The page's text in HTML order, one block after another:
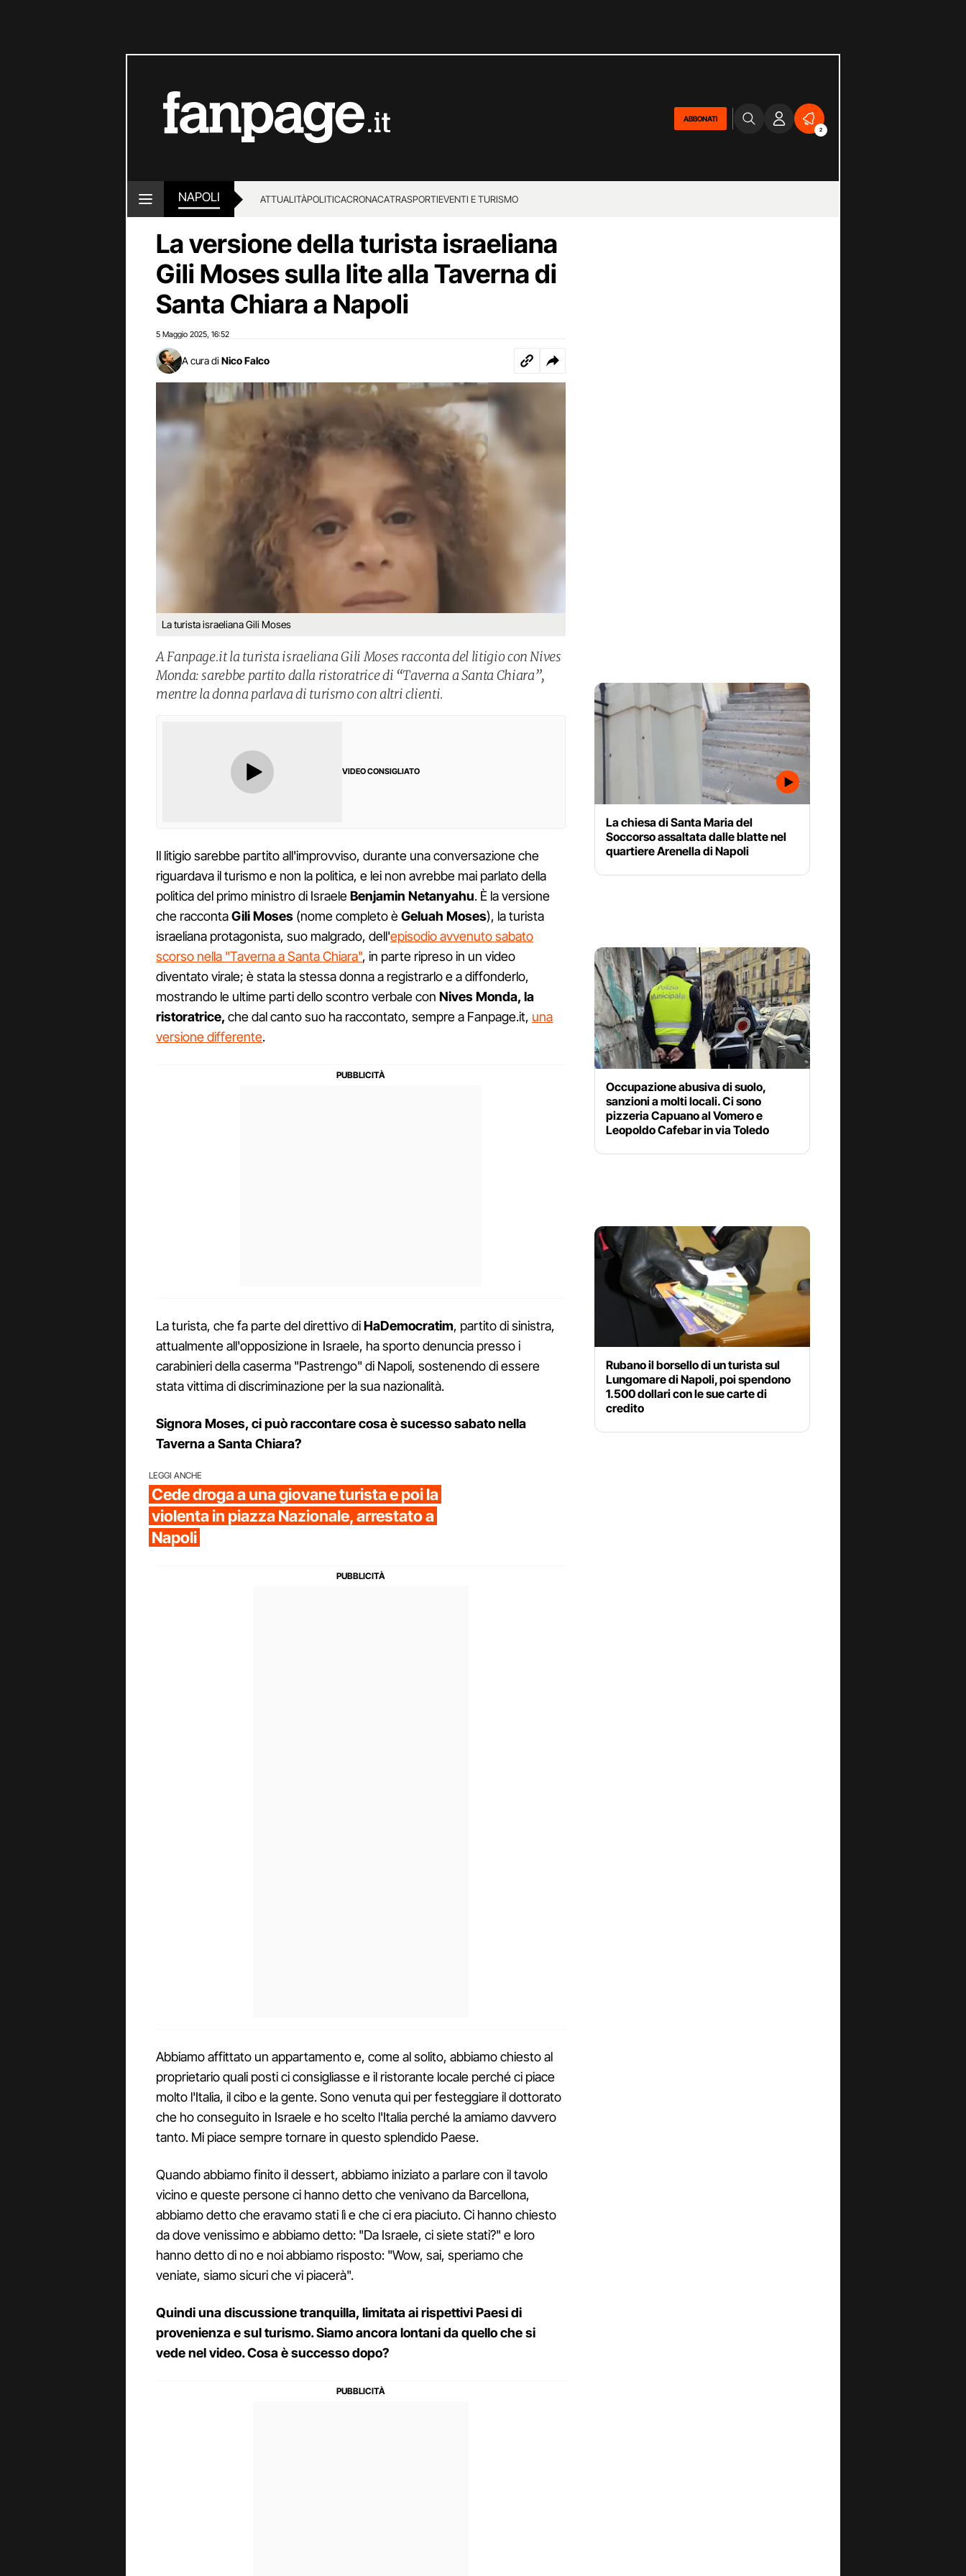
ABBONATI
2
NAPOLI ATTUALITÀPOLITICACRONACATRASPORTIEVENTI E TURISMO
La versione della turista israeliana
Gili Moses sulla lite alla Taverna di
Santa Chiara a Napoli
5 Maggio 2025 16:52
A cura di Nico Falco
La turista israeliana Gili Moses
A Fanpage.it la turista israeliana Gili Moses racconta del litigio con Nives
Monda: sarebbe partito dalla ristoratrice di “Taverna a Santa Chiara”,
mentre la donna parlava di turismo con altri clienti.
VIDEO CONSIGLIATO
Il litigio sarebbe partito all'improvviso, durante una conversazione che
riguardava il turismo e non la politica, e lei non avrebbe mai parlato della
politica del primo ministro di IsraeleBenjamin Netanyahu. È la versione
che raccontaGili Moses (nome completo èGeluah Moses), la turista
israeliana protagonista, suo malgrado, dell'episodio avvenuto sabato
scorso nella "Taverna a Santa Chiara", in parte ripreso in un video
diventato virale; è stata la stessa donna a registrarlo e a diffonderlo,
mostrando le ultime parti dello scontro verbale con Nives Monda, la
ristoratrice, che dal canto suo ha raccontato, sempre a Fanpage.it, una
versione differente.
La turista, che fa parte del direttivo diHaDemocratim, partito di sinistra,
attualmente all'opposizione in Israele, ha sporto denuncia presso i
carabinieri della caserma "Pastrengo" di Napoli, sostenendo di essere
stata vittima di discriminazione per la sua nazionalità.
Signora Moses, ci può raccontare cosa è sucesso sabato nella
Taverna a Santa Chiara?
LEGGI ANCHE
Cede droga a una giovane turista e poi la
violenta in piazza Nazionale, arrestato a
Napoli
Abbiamo affittato un appartamento e, come al solito, abbiamo chiesto al
proprietario quali posti ci consigliasse e il ristorante locale perché ci piace
molto l'Italia, il cibo e la gente. Sono venuta qui per festeggiare il dottorato
che ho conseguito in Israele e ho scelto l'Italia perché la amiamo davvero
tanto. Mi piace sempre tornare in questo splendido Paese.
Quando abbiamo finito il dessert, abbiamo iniziato a parlare con il tavolo
vicino e queste persone ci hanno detto che venivano da Barcellona, ​​
abbiamo detto che eravamo stati lì e che ci era piaciuto. Ci hanno chiesto
da dove venissimo e abbiamo detto: "Da Israele, ci siete stati?" e loro
hanno detto di no e noi abbiamo risposto: "Wow, sai, speriamo che
veniate, siamo sicuri che vi piacerà".
Quindi una discussione tranquilla, limitata ai rispettivi Paesi di
provenienza e sul turismo. Siamo ancora lontani da quello che si
vede nel video. Cosa è successo dopo?
La chiesa di Santa Maria del
Soccorso assaltata dalle blatte nel
quartiere Arenella di Napoli
Occupazione abusiva di suolo,
sanzioni a molti locali. Ci sono
pizzeria Capuano al Vomero e
Leopoldo Cafebar in via Toledo
Rubano il borsello di un turista sul
Lungomare di Napoli, poi spendono
1.500 dollari con le sue carte di
credito